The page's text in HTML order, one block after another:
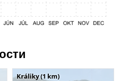
Králiky (1 km)